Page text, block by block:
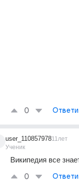
0
user_110857978
Ученик
11лет
Википедия все
0